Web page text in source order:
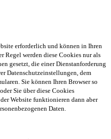
erforderlich und können in Ihren
Regel werden diese Cookies nur als
gesetzt, die einer Dienstanforderung
Datenschutzeinstellungen, dem
Sie können Ihren Browser so
Sie über diese Cookies
Website funktionieren dann aber
Daten.